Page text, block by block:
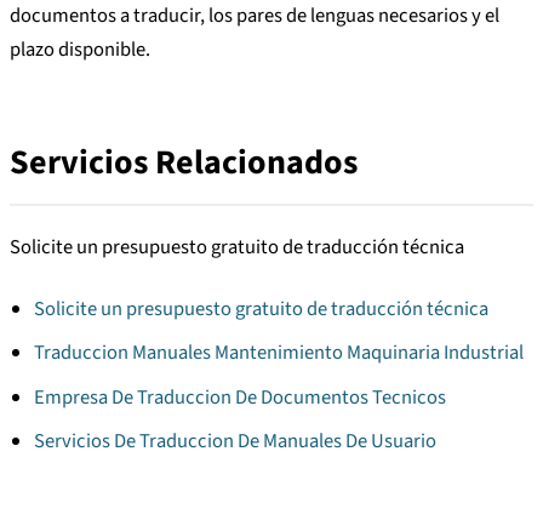
documentos a traducir, los pares de lenguas necesarios y el
plazo disponible.
Servicios Relacionados
Solicite un presupuesto gratuito de traducción técnica
Solicite un presupuesto gratuito de traducción técnica
Traduccion Manuales Mantenimiento Maquinaria Industrial
Empresa De Traduccion De Documentos Tecnicos
Servicios De Traduccion De Manuales De Usuario